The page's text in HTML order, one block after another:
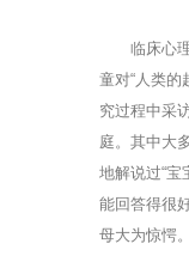
临床心
童对“人类的
究过程中采
庭。其中大
地解说过“宝
能回答得很
母大为惊愕。